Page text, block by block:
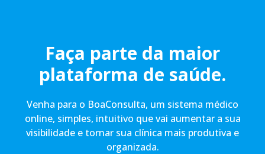
Faça parte da maior
plataforma de saúde.
Venha para o BoaConsulta, um sistema médico
online, simples, intuitivo que vai aumentar a sua
visibilidade e tornar sua clínica mais produtiva e
organizada.